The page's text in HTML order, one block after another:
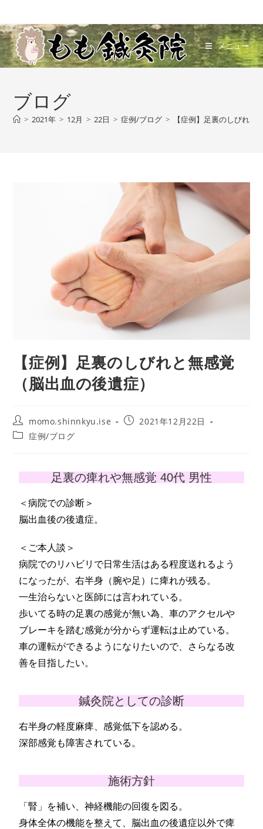
メニュー
ブログ
> 2021年 > 12月 > 22日 > 症例/ブログ > 【症例】足裏のしびれ
【症例】足裏のしびれと無感覚
（脳出血の後遺症）
momo.shinnkyu.ise
2021年12月22日
症例/ブログ
足裏の痺れや無感覚 40代 男性
＜病院での診断＞
脳出血後の後遺症。
＜ご本人談＞
病院でのリハビリで日常生活はある程度送れるよう
になったが、右半身（腕や足）に痺れが残る。
一生治らないと医師には言われている。
歩いてる時の足裏の感覚が無い為、車のアクセルや
ブレーキを踏む感覚が分からず運転は止めている。
車の運転ができるようになりたいので、さらなる改
善を目指したい。
鍼灸院としての診断
右半身の軽度麻痺、感覚低下を認める。
深部感覚も障害されている。
施術方針
「腎」を補い、神経機能の回復を図る。
身体全体の機能を整えて、脳出血の後遺症以外で痺